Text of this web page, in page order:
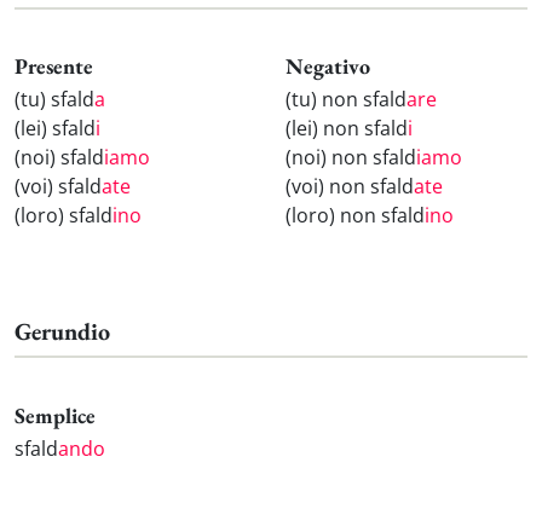
Presente
(tu) sfalda
(lei) sfaldi
(noi) sfaldiamo
(voi) sfaldate
(loro) sfaldino
Negativo
(tu) non sfaldare
(lei) non sfaldi
(noi) non sfaldiamo
(voi) non sfaldate
(loro) non sfaldino
Gerundio
Semplice
sfaldando